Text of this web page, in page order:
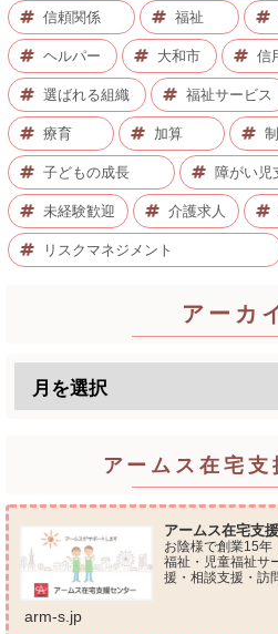
信頼関係 福祉
ヘルパー 大和市 信
選ばれる組織 福祉サービス
療育 加算
子どもの成長 障がい児
未経験歓迎 介護求人
リスクマネジメント
アーカ
アームス在宅支
アームス在宅支
お陰様で創業15年
福祉・児童福祉サ
援・相談支援・訪
arm-s.jp